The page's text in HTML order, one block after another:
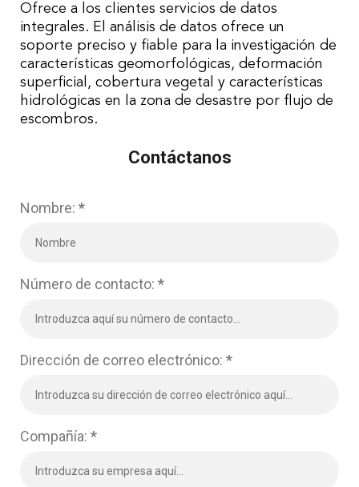
Ofrece a los clientes servicios de datos
integrales. El análisis de datos ofrece un
soporte preciso y fiable para la investigación de
características geomorfológicas, deformación
superficial, cobertura vegetal y características
hidrológicas en la zona de desastre por flujo de
escombros.
Contáctanos
Nombre: *
Número de contacto: *
Dirección de correo electrónico: *
Compañía: *